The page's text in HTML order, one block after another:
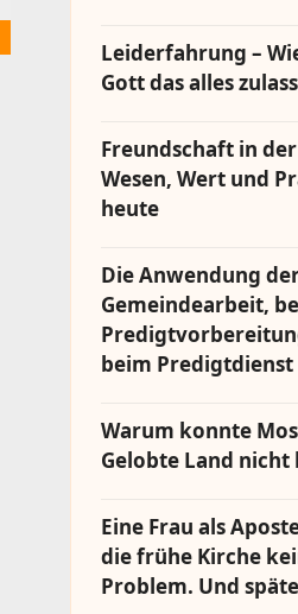
Leiderfahrung –
Gott das alles
Freundschaft in
Wesen, Wert und
heute
Die Anwendung
Gemeindearbeit,
beim Predigtdienst
Warum konnte
Gelobte Land nicht
Eine Frau als
die frühe Kirche
Problem. Und